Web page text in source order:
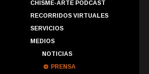
CHISME-ARTE PODCAST
RECORRIDOS VIRTUALES
SERVICIOS
MEDIOS
NOTICIAS
PRENSA